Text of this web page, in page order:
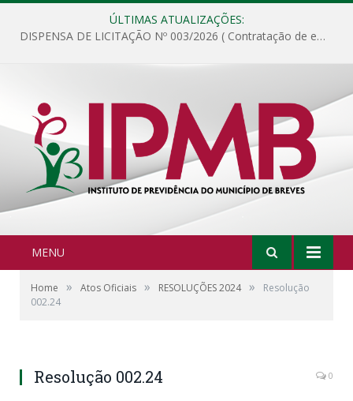
ÚLTIMAS ATUALIZAÇÕES:
DISPENSA DE LICITAÇÃO Nº 003/2026 ( Contratação de empresa para fornecimento de gêneros alimentícios não perecíveis, materiais de expediente, descartáveis, copa e cozinha, para análise e posterior publicação.)
MENU
Home » Atos Oficiais » RESOLUÇÕES 2024 »
Resolução
002.24
Resolução 002.24 0